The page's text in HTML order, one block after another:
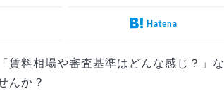
Hatena
賃料相場や審査基準はどんな感じ？」な
んか？